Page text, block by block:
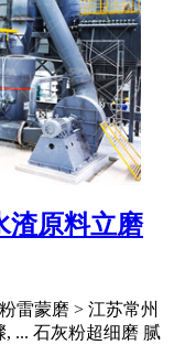
渣原料立磨
雷蒙磨 > 江苏常州
, ... 石灰粉超细磨 腻